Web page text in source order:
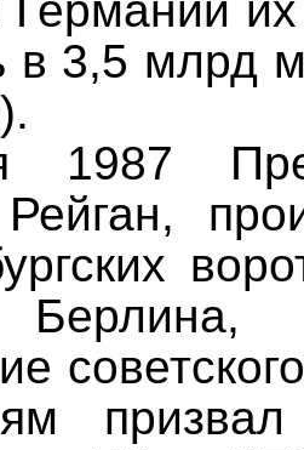
в 3,5 млрд
1987
призвал